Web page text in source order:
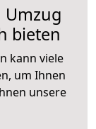
bieten
kann viele
um Ihnen
unsere